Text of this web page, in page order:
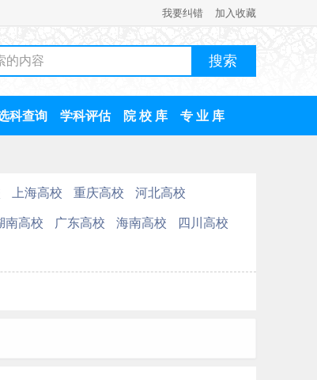
我要纠错 加入收藏
科查询 学科评估 院 校 库 专 业 库
上海高校 重庆高校
河北高校
南高校 广东高校 海南高校
四川高校